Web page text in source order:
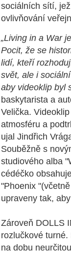
sociálních sítí,
ovlivňování
„Living in a War
Pocit, že se
lidí, kteří
svět, ale i
aby videoklip byl
baskytarista a
Velička.
atmosféru a
ujal Jindřich
Souběžně s
studiového alba
cédéčko
"Phoenix
upraveny tak,
Zároveň DOLLS
rozlučkové
na dobu